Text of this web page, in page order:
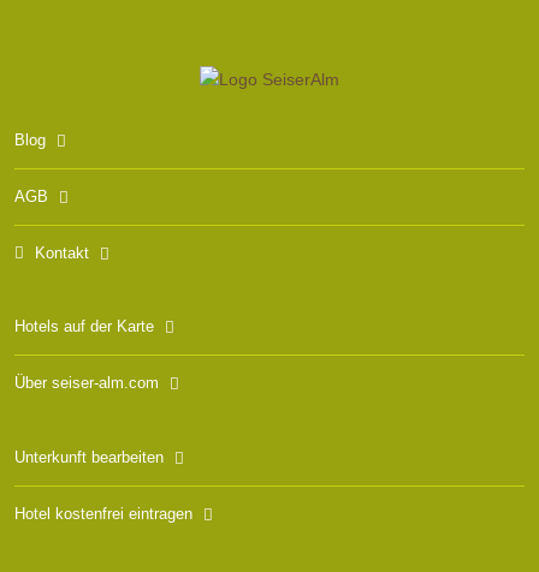
Blog
AGB
Kontakt
Hotels auf der Karte
Über seiser-alm.com
Unterkunft bearbeiten
Hotel kostenfrei eintragen